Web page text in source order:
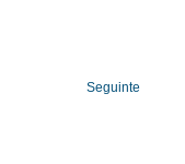
Seguinte